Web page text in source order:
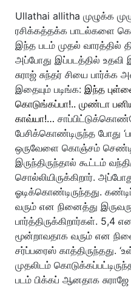
Ullathai allitha முழுக்க
ரசிக்கத்தக்க பாடல்களை
இந்த படம் முதல் வாரத்தில்
அப்போது இப்படத்தில்
சுராஜ் சுந்தர் சியை பார்க்க
இதையும் படிங்க: இந்த
கொடுங்கப்பா!.. முண்டா
காவ்யா!…
பேசிக்கொண்டிருந்த போது
ஒருவேளை கொஞ்சம்
இருந்திருந்தால் கூட்டம்
சொல்லியிருக்கிறார்.
ஓடிக்கொண்டிருந்தது.
வரும் என நினைத்து
பார்த்திருக்கிறார்கள். 5,4 என
மூன்றாவதாக வரும் என
சர்ப்பரைஸ் காத்திருந்தது.
முதலிடம்
படம் பிக்கப் ஆனதாக